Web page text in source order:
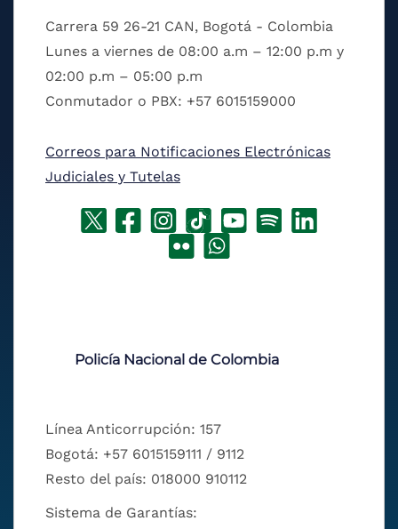
Carrera 59 26-21 CAN, Bogotá - Colombia
Lunes a viernes de 08:00 a.m – 12:00 p.m y
02:00 p.m – 05:00 p.m
Conmutador o PBX: +57 6015159000
Correos para Notificaciones Electrónicas
Judiciales y Tutelas
Policía Nacional de Colombia
Línea Anticorrupción: 157
Bogotá: +57 6015159111 / 9112
Resto del país: 018000 910112
Sistema de Garantías: